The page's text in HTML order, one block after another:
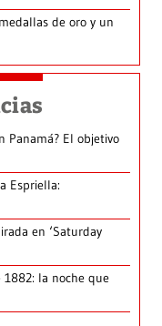
de oro y un
Panamá? El objetivo
Espriella:
en ‘Saturday
la noche que